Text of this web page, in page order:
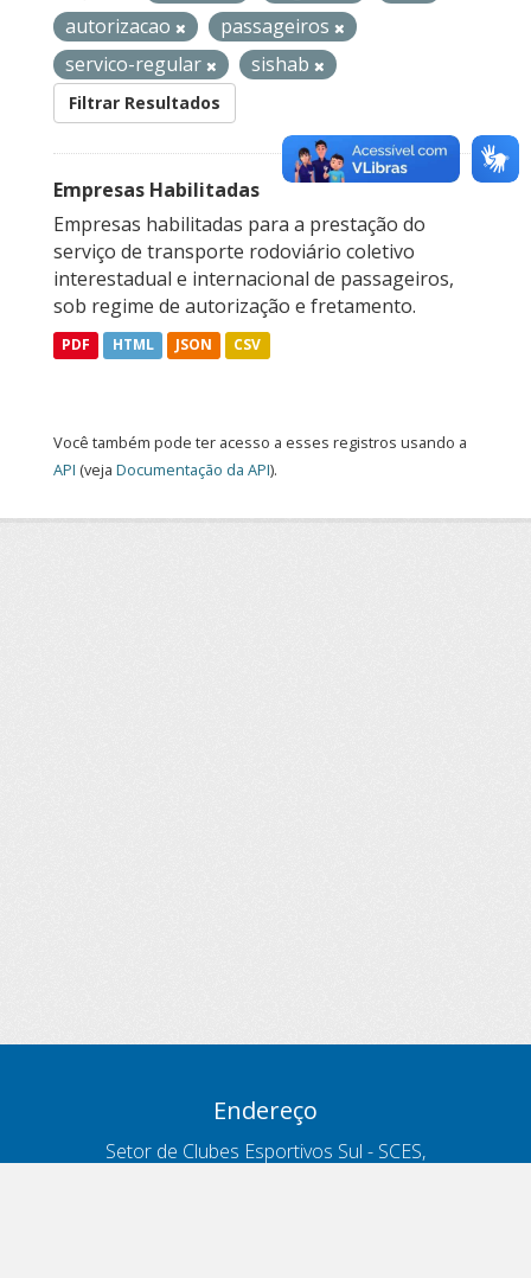
autorizacao
passageiros
servico-regular
sishab
Filtrar Resultados
Empresas Habilitadas
Empresas habilitadas para a prestação do
serviço de transporte rodoviário coletivo
interestadual e internacional de passageiros,
sob regime de autorização e fretamento.
PDF HTML JSON CSV
Você também pode ter acesso a esses registros usando a
API (veja Documentação da API).
Endereço
Setor de Clubes Esportivos Sul - SCES,